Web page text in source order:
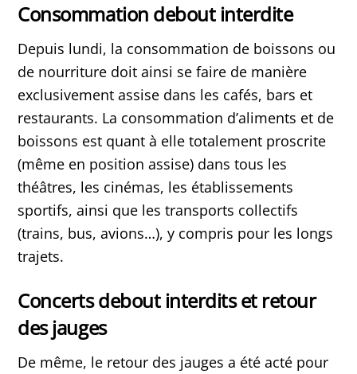
Consommation debout interdite
Depuis lundi, la consommation de boissons ou
de nourriture doit ainsi se faire de manière
exclusivement assise dans les cafés, bars et
restaurants. La consommation d’aliments et de
boissons est quant à elle totalement proscrite
(même en position assise) dans tous les
théâtres, les cinémas, les établissements
sportifs, ainsi que les transports collectifs
(trains, bus, avions…), y compris pour les longs
trajets.
Concerts debout interdits et retour
des jauges
De même, le retour des jauges a été acté pour